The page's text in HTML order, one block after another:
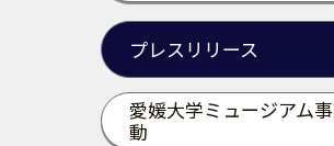
プレスリリース
愛媛大学ミュージアム
動